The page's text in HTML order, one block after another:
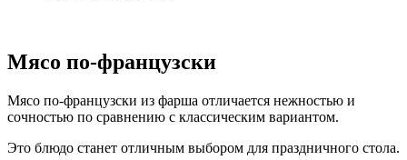
Мясо по-французски
Мясо по-французски из фарша отличается нежностью и
сочностью по сравнению с классическим вариантом.
Это блюдо станет отличным выбором для праздничного стола.